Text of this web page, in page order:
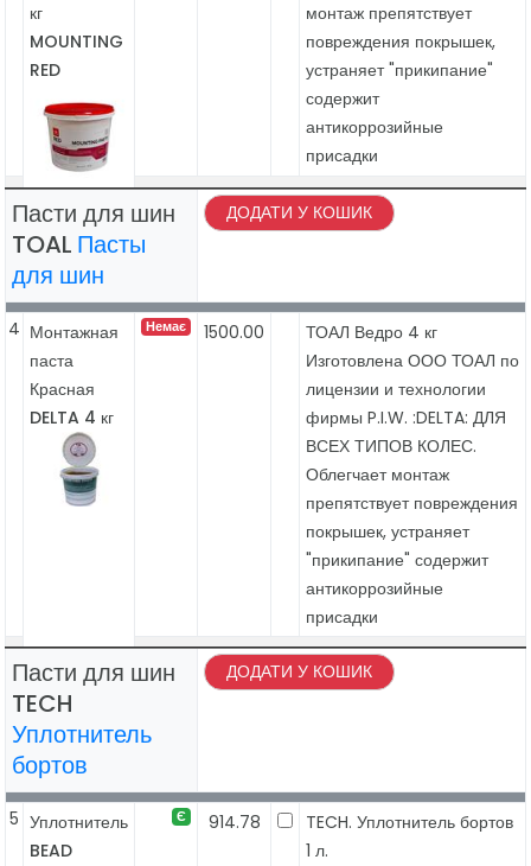
кг
MOUNTING
RED
монтаж препятствует
повреждения покрышек,
устраняет "прикипание"
содержит
антикоррозийные
присадки
Пасти для шин
TOAL Пасты
для шин
ДОДАТИ У КОШИК
4 Монтажная
паста
Красная
DELTA 4 кг
Немає 1500.00
ТОАЛ Ведро 4 кг
Изготовлена ООО ТОАЛ по
лицензии и технологии
фирмы P.I.W. :DELTA: ДЛЯ
ВСЕХ ТИПОВ КОЛЕС.
Облегчает монтаж
препятствует повреждения
покрышек, устраняет
"прикипание" содержит
антикоррозийные
присадки
Пасти для шин
TECH
Уплотнитель
бортов
ДОДАТИ У КОШИК
5 Уплотнитель
BEAD
Є 914.78
TECH. Уплотнитель бортов
1 л.